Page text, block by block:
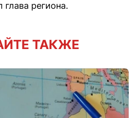
глава региона.
ТАКЖЕ